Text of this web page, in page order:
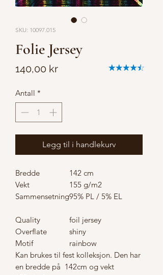
SKU: 10097.015
Folie Jersey
140,00 krPris
Antall *
Legg til i handlekurv
Bredde
142 cm
Vekt
155 g/m2
Sammensetning95% PL / 5% EL
Quality
foil jersey
Overflate
shiny
Motif
rainbow
Kan brukes til fest kolleksjon. Den har
en bredde på 142cm og vekt